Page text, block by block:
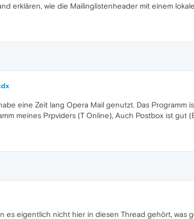
erklären, wie die Mailinglistenheader mit einem
eine Zeit lang Opera Mail genutzt. Das
meines Prpviders (T Online), Auch Postbox ist gut
es eigentlich nicht hier in diesen Thread gehört, was